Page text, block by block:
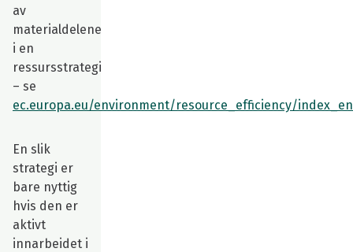
av
materialdelene
i en
ressursstrategi
– se
ec.europa.eu/environment/resource_efficiency/
En slik
strategi er
bare nyttig
hvis den er
aktivt
innarbeidet i